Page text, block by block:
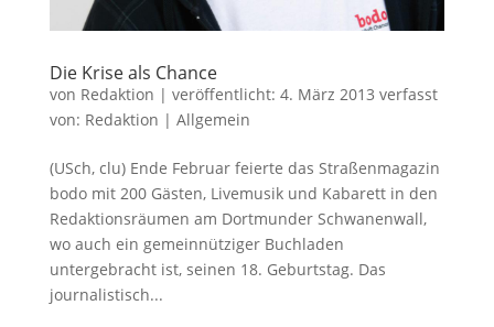
Die Krise als Chance
von Redaktion | veröffentlicht: 4. März 2013 verfasst
von: Redaktion | Allgemein
(USch, clu) Ende Februar feierte das Straßenmagazin
bodo mit 200 Gästen, Livemusik und Kabarett in den
Redaktionsräumen am Dortmunder Schwanenwall,
wo auch ein gemeinnütziger Buchladen
untergebracht ist, seinen 18. Geburtstag. Das
journalistisch...